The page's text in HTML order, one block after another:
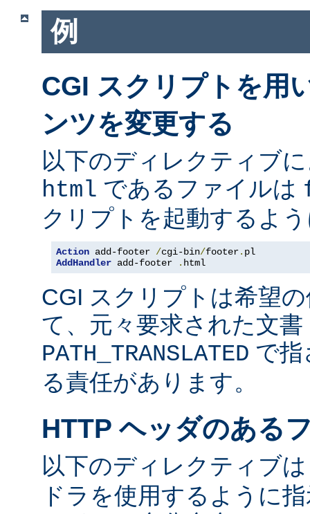
例
CGI スクリプトを用
ンツを変更する
以下のディレクティブ
html であるファイルは
クリプトを起動するよ
Action add-footer /cgi-bin/footer.
AddHandler add-footer . html
CGI スクリプトは希望
て、元々要求された文書
PATH_TRANSLATED で指
る責任があります。
HTTP ヘッダのある
以下のディレクティブ
ドラを使用するように